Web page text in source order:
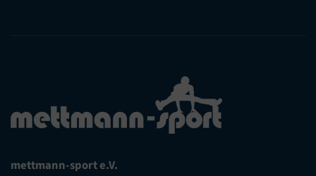
mettmann-sport e.V.